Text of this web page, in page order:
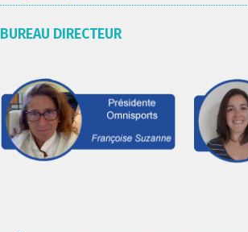
BUREAU DIRECTEUR